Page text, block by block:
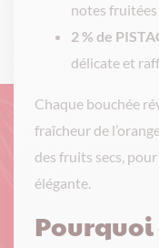
notes
2 % de
délicate et
Chaque bouchée
fraîcheur de
des fruits secs,
élégante.
Pourquoi